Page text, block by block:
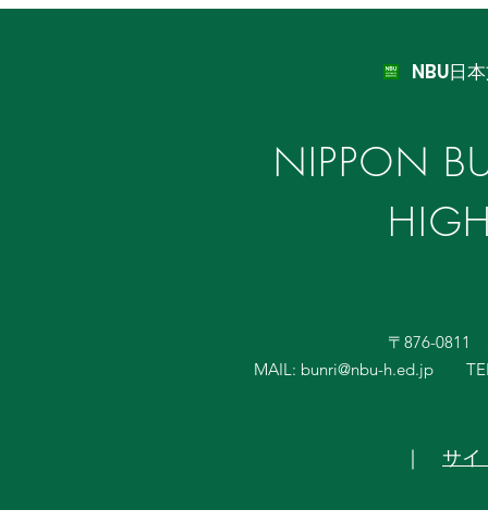
NBU日
NIPPON
〒876-0811
MAIL: bunri@nbu-h.ed.jp
｜ サイ